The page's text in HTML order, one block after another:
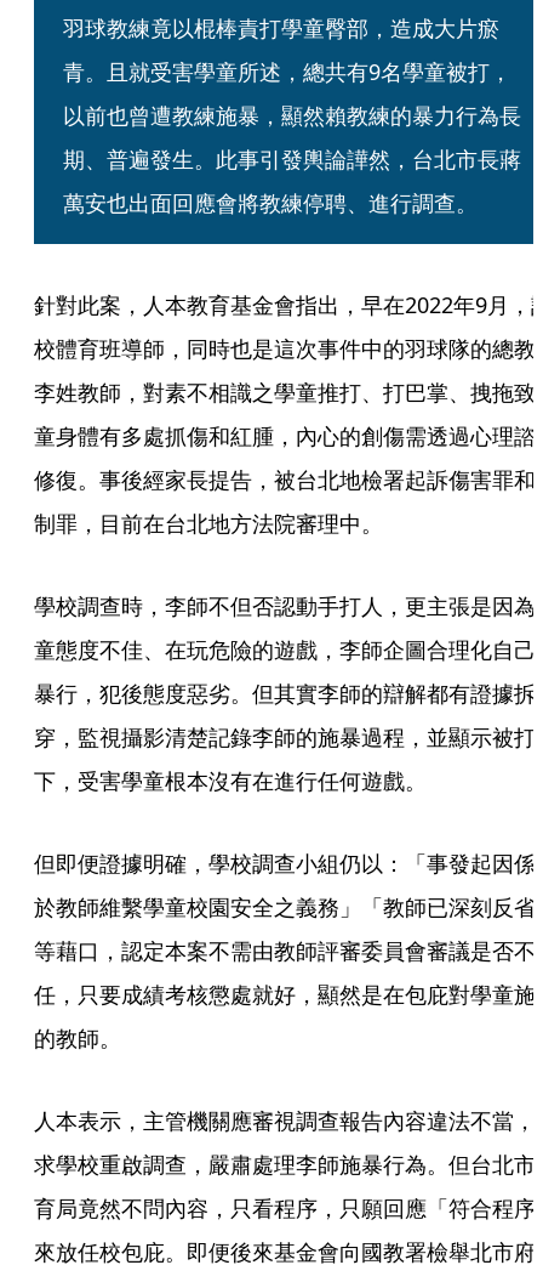
羽球教練竟以棍棒責打學童臀部，造成大片瘀
青。且就受害學童所述，總共有9名學童被打，
以前也曾遭教練施暴，顯然賴教練的暴力行為長
期、普遍發生。此事引發輿論譁然，台北市長蔣
萬安也出面回應會將教練停聘、進行調查。
針對此案，人本教育基金會指出，早在2022年9月，
校體育班導師，同時也是這次事件中的羽球隊的總教
李姓教師，對素不相識之學童推打、打巴掌、拽拖致
童身體有多處抓傷和紅腫，內心的創傷需透過心理諮
修復。事後經家長提告，被台北地檢署起訴傷害罪和
制罪，目前在台北地方法院審理中。
學校調查時，李師不但否認動手打人，更主張是因為
童態度不佳、在玩危險的遊戲，李師企圖合理化自己
暴行，犯後態度惡劣。但其實李師的辯解都有證據拆
穿，監視攝影清楚記錄李師的施暴過程，並顯示被打
下，受害學童根本沒有在進行任何遊戲。
但即便證據明確，學校調查小組仍以：「事發起因係
於教師維繫學童校園安全之義務」「教師已深刻反省
等藉口，認定本案不需由教師評審委員會審議是否不
任，只要成績考核懲處就好，顯然是在包庇對學童施
的教師。
人本表示，主管機關應審視調查報告內容違法不當，
求學校重啟調查，嚴肅處理李師施暴行為。但台北市
育局竟然不問內容，只看程序，只願回應「符合程序
來放任校包庇。即便後來基金會向國教署檢舉北市府